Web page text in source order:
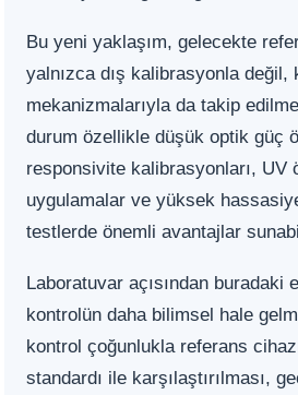
Bu yeni yaklaşım, gelecekte
yalnızca dış kalibrasyonla değil,
mekanizmalarıyla da takip
durum özellikle düşük optik güç
responsivite kalibrasyonları, UV
uygulamalar ve yüksek
testlerde önemli avantajlar
Laboratuvar açısından buradaki
kontrolün daha bilimsel hale
kontrol çoğunlukla referans
standardı ile karşılaştırılması,